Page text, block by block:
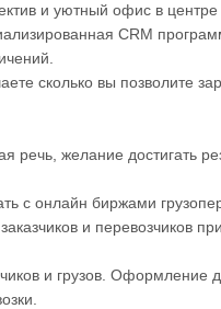
и уютный офис в центре
CRM
сколько вы позволите
речь, желание достигать
с онлайн биржами
и перевозчиков
и грузов. Оформление